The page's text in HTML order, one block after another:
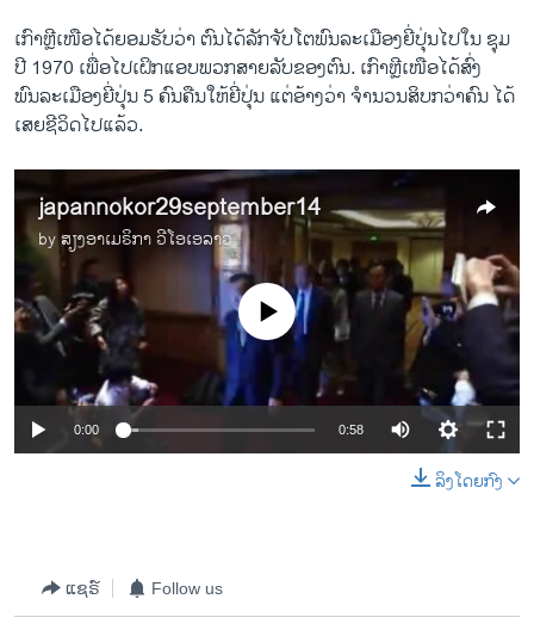
​ເກົາຫຼີ​ເໜືອ​ໄດ້​ຍອມຮັບວ່າ ຕົນ​ໄດ້​ລັກ​ຈັບ​ໂຕ​ພົນລະ​ເມືອງ​ຍີ່ປຸ່ນ​ໄປ​ໃນ ຊຸມ​
ປີ 1970 ​ເພື່ອ​ໄປ​ເຝິກ​ແອ​ບ​ພວກສາຍ​ລັບ​ຂອງ​ຕົນ. ​ເກົາຫຼີ​ເໜືອ​ໄດ້​ສົ່ງ​
ພົນລະ​ເມືອງ​ຍີ່ປຸ່ນ 5 ຄົນ​ຄືນ​ໃຫ້​ຍີ່ປຸ່ນ ​ແຕ່​ອ້າງ​ວ່າ ຈຳນວນ​ສິບ​ກວ່າ​ຄົນ ​ໄດ້​
ເສຍ​ຊີວິດ​ໄປ​ແລ້ວ.
japannokor29september14
byສຽງອາເມຣິກາ ວີໂອເອລາວ
No media source currently available
0:00 0:58
ລິງໂດຍກົງ
ແຊຣ໌ Follow us